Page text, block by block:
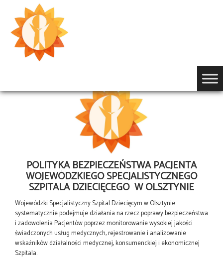
Przejdź
POLITYKA BEZPIECZEŃSTWA PACJENTA
WOJEWÓDZKIEGO SPECJALISTYCZNEGO
SZPITALA DZIECIĘCEGO W OLSZTYNIE
Wojewódzki Specjalistyczny Szpital Dziecięcym w Olsztynie
systematycznie podejmuje działania na rzecz poprawy bezpieczeństwa
i zadowolenia Pacjentów poprzez monitorowanie wysokiej jakości
świadczonych usług medycznych, rejestrowanie i analizowanie
wskaźników działalności medycznej, konsumenckiej i ekonomicznej
Szpitala.